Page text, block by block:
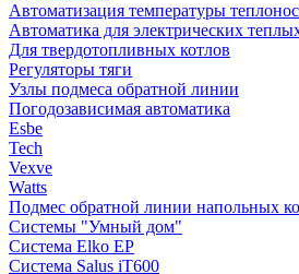
Автоматизация температуры
Автоматика для электрических
Для твердотопливных котлов
Регуляторы тяги
Узлы подмеса обратной линии
Погодозависимая автоматика
Esbe
Tech
Vexve
Watts
Подмес обратной линии напольных
Системы "Умный дом"
Система Elko EP
Система Salus iT600